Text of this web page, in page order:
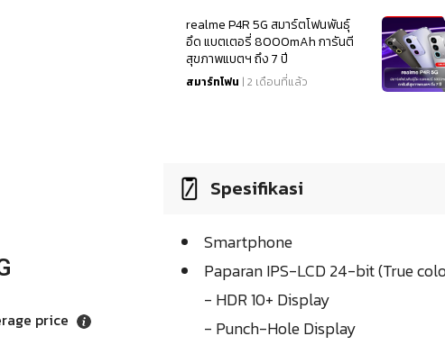
price
realme P4R 5G สมาร์ตโฟนพันธุ์
อึด แบตเตอรี่ 8000mAh การันตี
สุขภาพแบตฯ ถึง 7 ปี
สมาร์ทโฟน | 2 เดือนที่แล้ว
Spesifikasi
Smartphone
Paparan IPS-LCD 24-bit (True
- HDR 10+ Display
- Punch-Hole Display